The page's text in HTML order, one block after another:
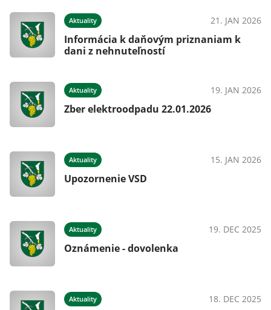
Aktuality 21. JAN 2026
Informácia k daňovým priznaniam k
dani z nehnuteľností
Aktuality 19. JAN 2026
Zber elektroodpadu 22.01.2026
Aktuality 15. JAN 2026
Upozornenie VSD
Aktuality 19. DEC 2025
Oznámenie - dovolenka
Aktuality 18. DEC 2025